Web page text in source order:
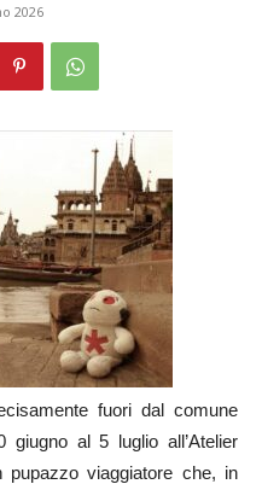
2026
fuori dal comune
al 5 luglio all’Atelier
pupazzo viaggiatore che, in